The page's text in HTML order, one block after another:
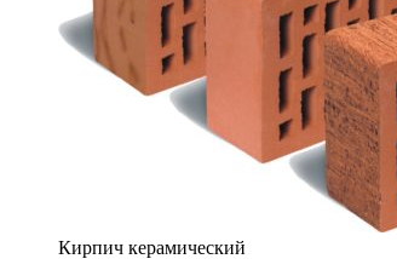
Кирпич керамический